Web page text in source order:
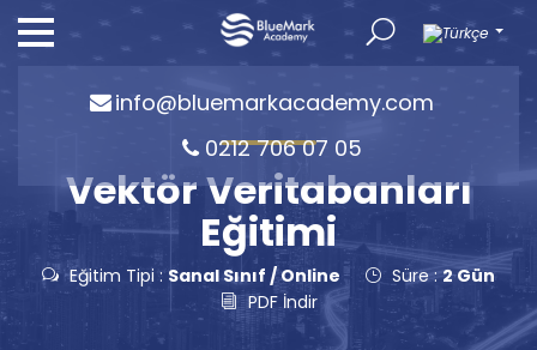
Vektör Veritabanları
Eğitimi
Eğitim Tipi : Sanal Sınıf / Online Süre :2 Gün
PDF İndir
info@bluemarkacademy.com
0212 706 07 05